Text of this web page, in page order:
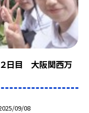
２日目 大阪関西万
09/08